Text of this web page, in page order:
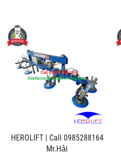
HEROLIFT | Call 0985288164
Mr.Hải